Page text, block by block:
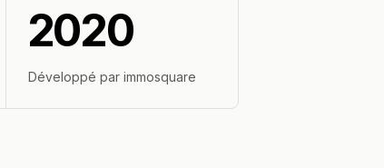
2020
Développé par immosquare